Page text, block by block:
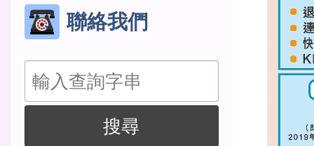
聯絡我們
搜
尋
搜尋